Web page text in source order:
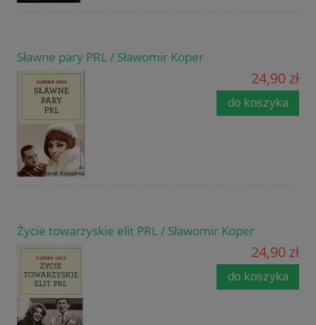
Sławne pary PRL / Sławomir Koper
24,90 zł
do koszyka
Życie towarzyskie elit PRL / Sławomir Koper
24,90 zł
do koszyka